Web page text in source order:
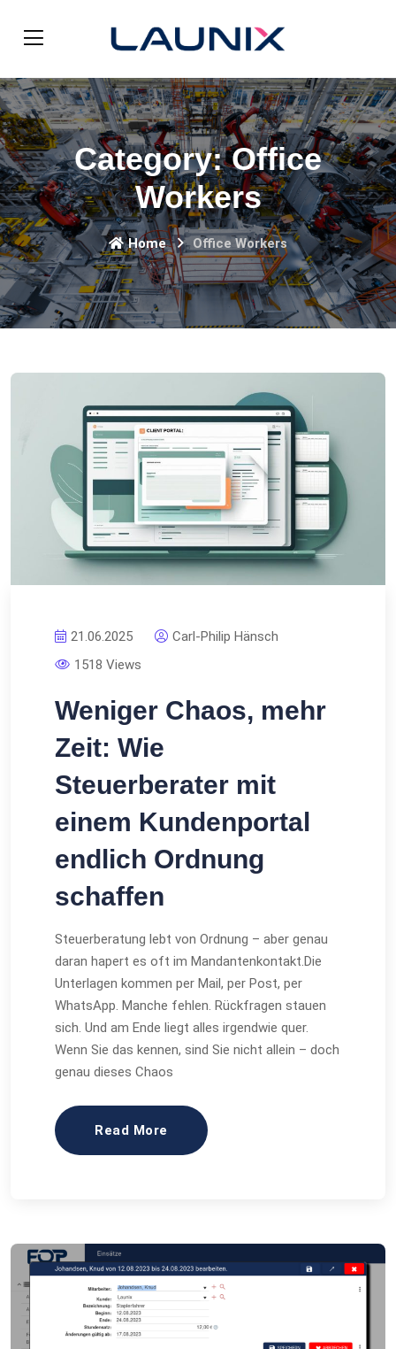
Category:Office
Workers
Home Office Workers
21.06.2025
Carl-Philip Hänsch
1518 Views
Weniger Chaos, mehr
Zeit: Wie
Steuerberater mit
einem Kundenportal
endlich Ordnung
schaffen
Steuerberatung lebt von Ordnung – aber genau
daran hapert es oft im Mandantenkontakt.Die
Unterlagen kommen per Mail, per Post, per
WhatsApp. Manche fehlen. Rückfragen stauen
sich. Und am Ende liegt alles irgendwie quer.
Wenn Sie das kennen, sind Sie nicht allein – doch
genau dieses Chaos
Read More